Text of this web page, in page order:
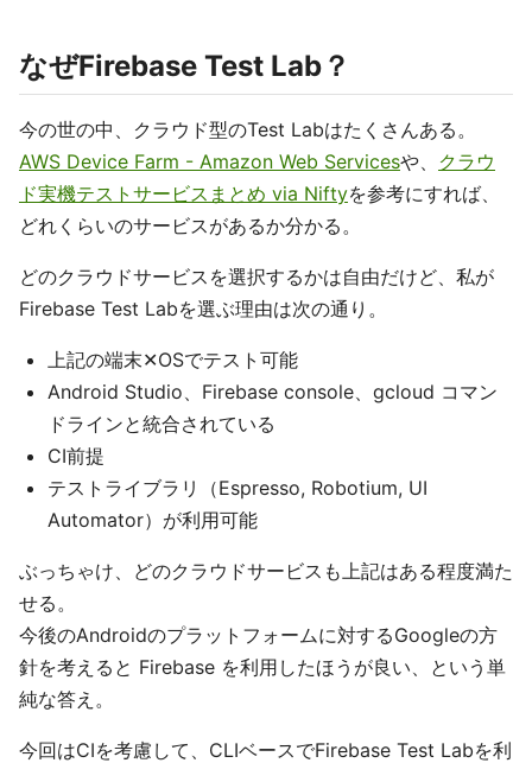
なぜFirebase Test Lab？
今の世の中、クラウド型のTest Labはたくさんある。
AWS Device Farm - Amazon Web Servicesや、 クラウ
ド実機テストサービスまとめ via Niftyを参考にすれば、
どれくらいのサービスがあるか分かる。
どのクラウドサービスを選択するかは自由だけど、私が
Firebase Test Labを選ぶ理由は次の通り。
上記の端末✕OSでテスト可能
Android Studio、Firebase console、gcloud コマン
ドラインと統合されている
CI前提
テストライブラリ（Espresso, Robotium, UI
Automator）が利用可能
ぶっちゃけ、どのクラウドサービスも上記はある程度満た
せる。
今後のAndroidのプラットフォームに対するGoogleの方
針を考えると Firebase を利用したほうが良い、という単
純な答え。
今回はCIを考慮して、CLIベースでFirebase Test Labを利